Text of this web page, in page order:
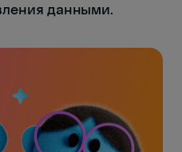
данными.